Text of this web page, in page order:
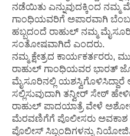
ನಡೆಯಿತು ಎನ್ನುವುದಕ್ಕಿಂದ ನಮ್ಮ
ಗಾಂಧಿಯವರಿಗೆ ಅಪಾರವಾಗಿ ಬೆಂಬಲ
ಹಬ್ಬದಂದೆ ರಾಹುಲ್ ನಮ್ಮ
ಸಂತೋಷವಾಗಿದೆ ಎಂದರು.
ನಮ್ಮ ಕ್ಷೇತ್ರದ ಕಾರ್ಯಕರ್ತರರು,
ರಾಹುಲ್ ಗಾಂಧಿಯವರ ಭಾರತ್
ಮೈಸೂರಿನಲ್ಲಿ
ಸಲ್ಲಿಸುವುದಾಗಿ ತನ್ವೀರ್ ಸೇಠ್
ರಾಹುಲ್ ಪಾದಯಾತ್ರೆ ವೇಳೆ
ಮೆರವಣಿಗೆಗೆ ಪೊಲೀಸರು ಅವಕಾಶ
ಪೊಲೀಸ್ ಸಿಬ್ಬಂದಿಗಳನ್ನು